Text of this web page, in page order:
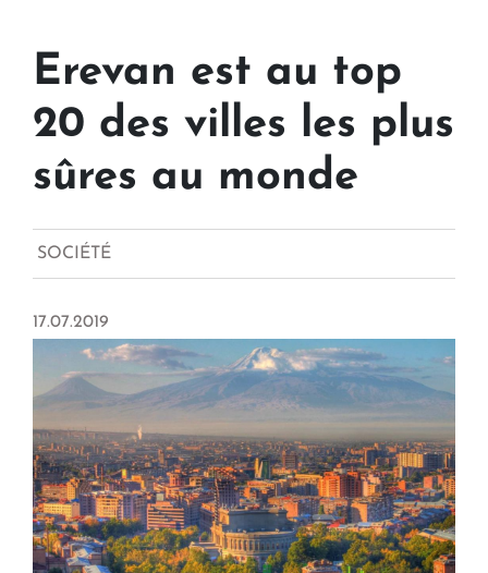
Erevan est au top
20 des villes les plus
sûres au monde
SOCIÉTÉ
17.07.2019